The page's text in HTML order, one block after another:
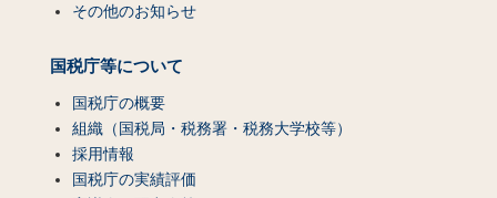
その他のお知らせ
国税庁等について
国税庁の概要
組織（国税局・税務署・税務大学校等）
採用情報
国税庁の実績評価